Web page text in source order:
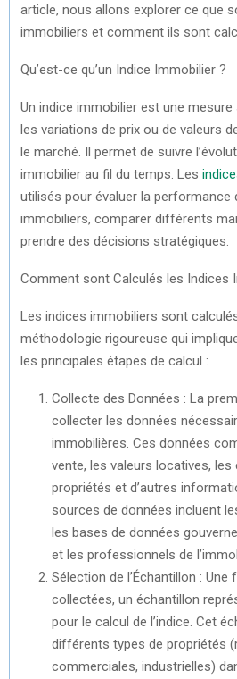
article, nous allons explorer ce que
immobiliers et comment ils sont
Qu’est-ce qu’un Indice Immobilier ?
Un indice immobilier est une
les variations de prix ou de valeurs
le marché. Il permet de suivre
immobilier au fil du temps. Les
utilisés pour évaluer la performance
immobiliers, comparer différents
prendre des décisions stratégiques.
Comment sont Calculés les Indices
Les indices immobiliers sont
méthodologie rigoureuse qui
les principales étapes de calcul :
Collecte des Données : La
collecter les données
immobilières. Ces données
vente, les valeurs locatives,
propriétés et d’autres
sources de données incluent
les bases de données
et les professionnels de
Sélection de l’Échantillon :
collectées, un échantillon
pour le calcul de l’indice. Cet
différents types de propriétés
commerciales, industrielles)